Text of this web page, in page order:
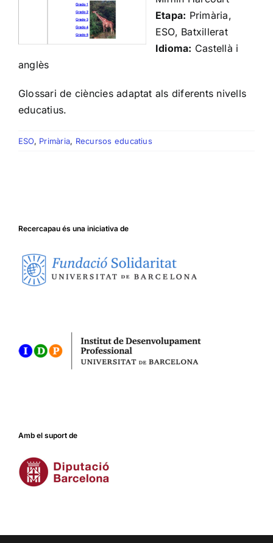
Etapa: Primària,
ESO, Batxillerat
Idioma: Castellà i
anglès
Glossari de ciències adaptat als diferents nivells
educatius.
ESO, Primària, Recursos educatius
Recercapau és una iniciativa de
Amb el suport de